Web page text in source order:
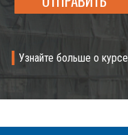
Узнайте больше о курсе